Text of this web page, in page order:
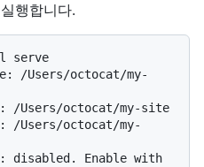
행합니다.
serve
/Users/octocat/my-
/Users/octocat/my-site
/Users/octocat/my-
disabled. Enable with